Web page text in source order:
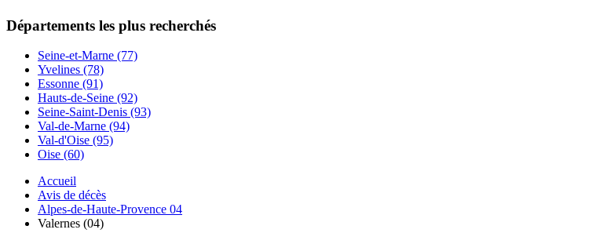
Départements les plus recherchés
Seine-et-Marne (77)
Yvelines (78)
Essonne (91)
Hauts-de-Seine (92)
Seine-Saint-Denis (93)
Val-de-Marne (94)
Val-d'Oise (95)
Oise (60)
Accueil
Avis de décès
Alpes-de-Haute-Provence 04
Valernes (04)